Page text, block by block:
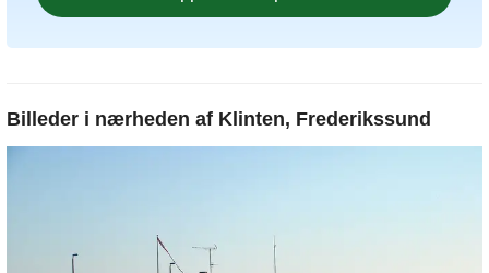
Billeder i nærheden af Klinten, Frederikssund